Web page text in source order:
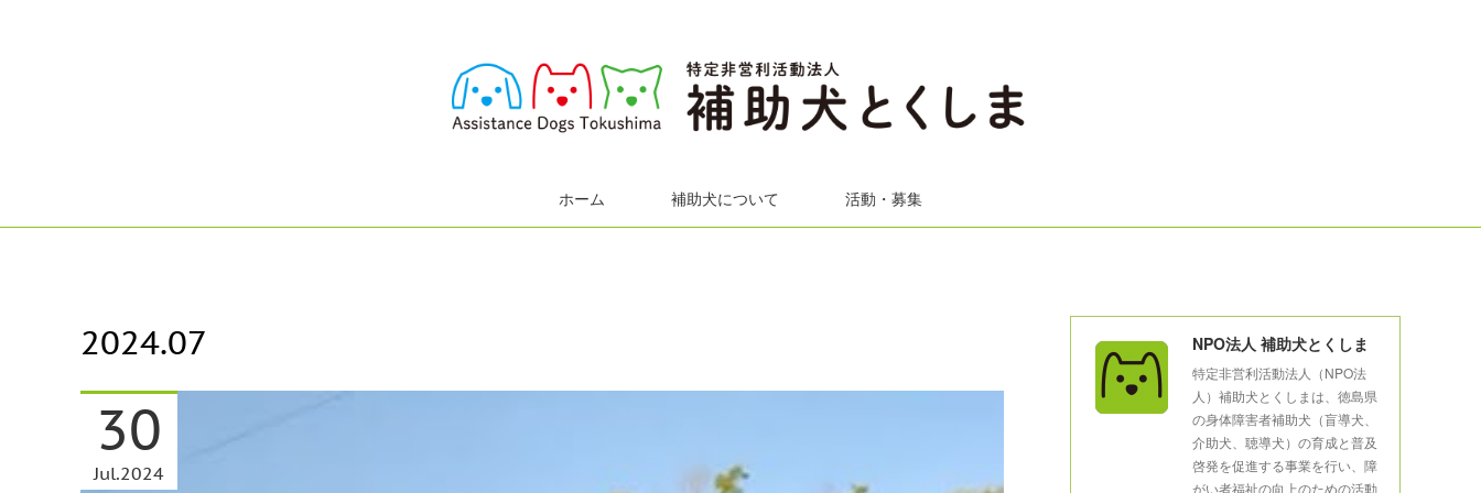
ホーム 補助犬について 活動・募集
2024.07
30
Jul 2024
NPO法人 補助犬とくしま
特定非営利活動法人（NPO法
人）補助犬とくしまは、徳島県
の身体障害者補助犬（盲導犬、
介助犬、聴導犬）の育成と普及
啓発を促進する事業を行い、障
がい者福祉の向上のための活動